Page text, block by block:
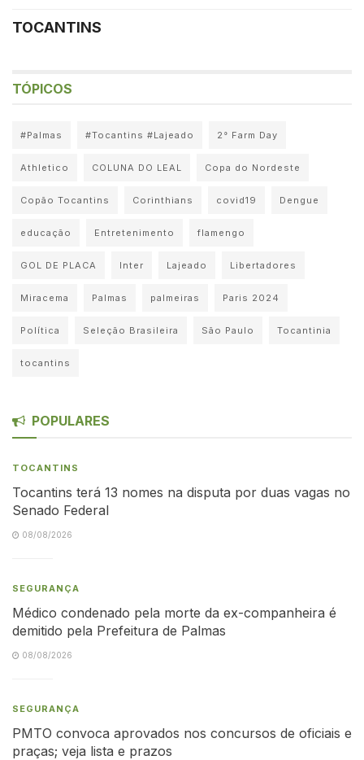
TOCANTINS
TÓPICOS
#Palmas #Tocantins #Lajeado 2° Farm Day
Athletico COLUNA DO LEAL Copa do Nordeste
Copão Tocantins Corinthians covid19 Dengue
educação Entretenimento flamengo
GOL DE PLACA Inter Lajeado Libertadores
Miracema Palmas palmeiras Paris 2024
Política Seleção Brasileira São Paulo Tocantinia
tocantins
POPULARES
TOCANTINS
Tocantins terá 13 nomes na disputa por duas vagas no
Senado Federal
08/08/2026
SEGURANÇA
Médico condenado pela morte da ex-companheira é
demitido pela Prefeitura de Palmas
08/08/2026
SEGURANÇA
PMTO convoca aprovados nos concursos de oficiais e
praças; veja lista e prazos